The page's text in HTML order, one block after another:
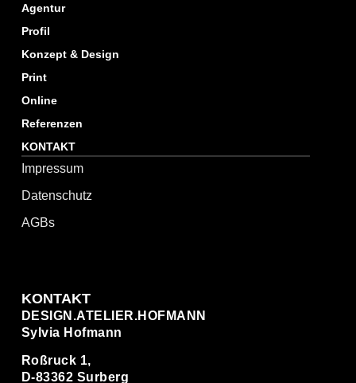
Agentur
Profil
Konzept & Design
Print
Online
Referenzen
KONTAKT
Impressum
Datenschutz
AGBs
KONTAKT
DESIGN.ATELIER.HOFMANN
Sylvia Hofmann
Roßruck 1,
D-83362 Surberg